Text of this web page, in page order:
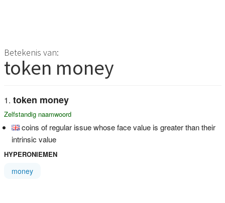
Betekenis van:
token money
token money
Zelfstandig naamwoord
coins of regular issue whose face value is greater than their
intrinsic value
HYPERONIEMEN
money